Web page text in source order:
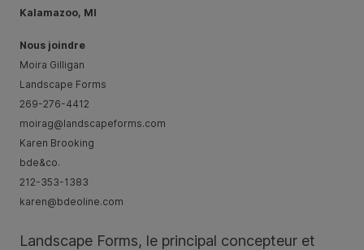
Kalamazoo, MI
Nous joindre
​​​​​​​​Moira Gilligan
Landscape Forms
269-276-4412
moirag@landscapeforms.com
​​​​​​​​​​​​​​​​​Karen Brooking
bde&co.
212-353-1383
karen@bdeoline.com​
Landscape Forms, le principal concepteur et